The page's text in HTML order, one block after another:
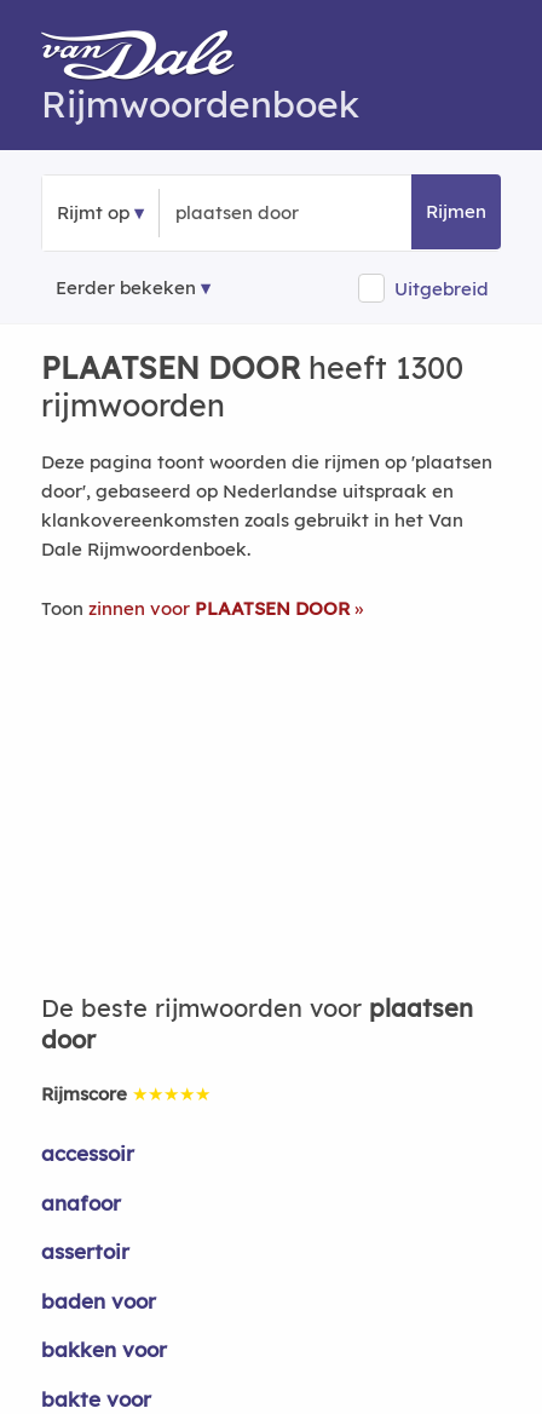
Rijmwoordenboek
Rijmt op Rijmen
Eerder bekeken Uitgebreid
PLAATSEN DOORheeft 1300
rijmwoorden
Deze pagina toont woorden die rijmen op 'plaatsen
door', gebaseerd op Nederlandse uitspraak en
klankovereenkomsten zoals gebruikt in het Van
Dale Rijmwoordenboek.
Toon zinnen voor PLAATSEN DOOR
De beste rijmwoorden voor plaatsen
door
Rijmscore ★★★★★
accessoir
anafoor
assertoir
baden voor
bakken voor
bakte voor